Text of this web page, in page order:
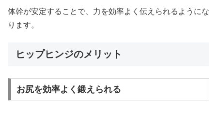
体幹が安定することで、力を効率よく伝えられるようにな
ります。
ヒップヒンジのメリット
お尻を効率よく鍛えられる